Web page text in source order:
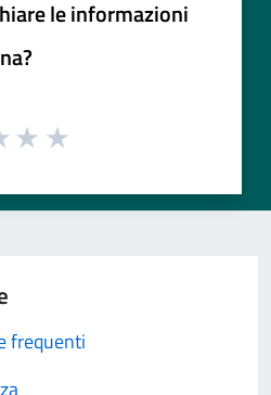
le informazioni
frequenti